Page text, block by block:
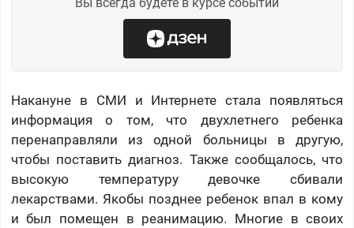
Накануне в СМИ и Интернете стала появляться
информация о том, что двухлетнего ребенка
перенаправляли из одной больницы в другую,
чтобы поставить диагноз. Также сообщалось, что
высокую температуру девочке сбивали
лекарствами. Якобы позднее ребенок впал в кому
и был помещен в реанимацию. Многие в своих